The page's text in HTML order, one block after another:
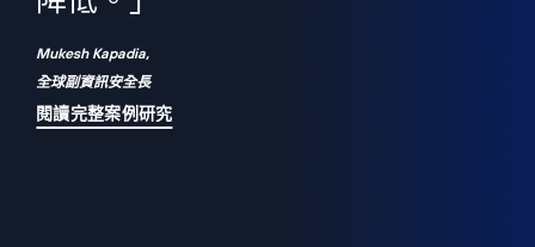
Mukesh Kapadia,
全球副資訊安全長
閱讀完整案例研究